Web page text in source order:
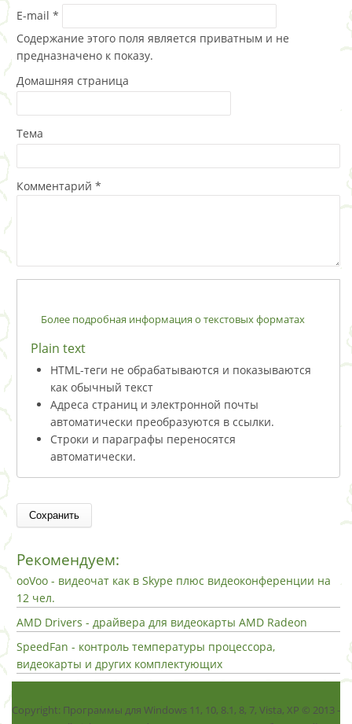
E-mail *
Содержание этого поля является приватным и не
предназначено к показу.
Домашняя страница
Тема
Комментарий *
Более подробная информация о текстовых форматах
Plain text
HTML-теги не обрабатываются и показываются
как обычный текст
Адреса страниц и электронной почты
автоматически преобразуются в ссылки.
Строки и параграфы переносятся
автоматически.
Рекомендуем:
ooVoo - видеочат как в Skype плюс видеоконференции на
12 чел.
AMD Drivers - драйвера для видеокарты AMD Radeon
SpeedFan - контроль температуры процессора,
видеокарты и других комплектующих
Copyright: Программы для Windows 11, 10, 8.1, 8, 7, Vista, ХР © 2013 -